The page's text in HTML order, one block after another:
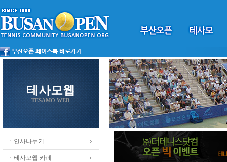
테사모웹
TESAMO WEB
ㆍ인사나누기
ㆍ테사모웹 카페